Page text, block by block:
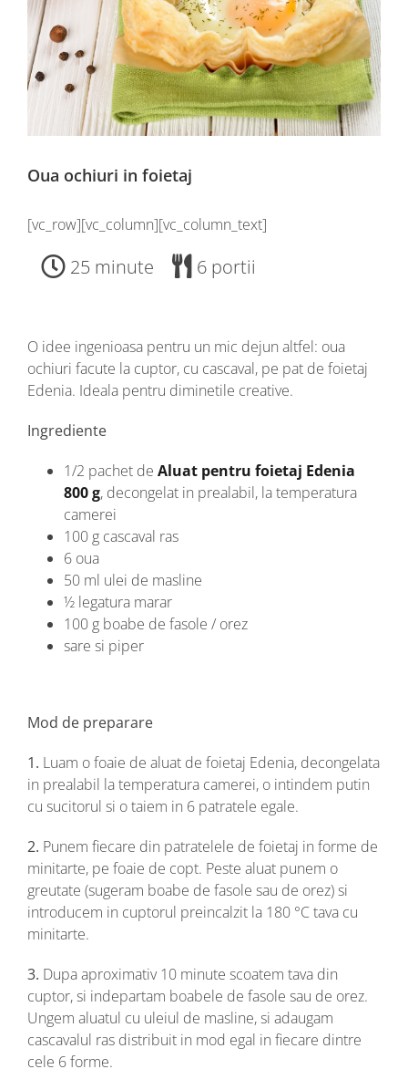
Oua ochiuri in foietaj
[vc_row][vc_column][vc_column_text]
25 minute 6 portii
O idee ingenioasa pentru un mic dejun altfel: oua
ochiuri facute la cuptor, cu cascaval, pe pat de foietaj
Edenia. Ideala pentru diminetile creative.
Ingrediente
1/2 pachet de Aluat pentru foietaj Edenia
800 g, decongelat in prealabil, la temperatura
camerei
100 g cascaval ras
6 oua
50 ml ulei de masline
½ legatura marar
100 g boabe de fasole / orez
sare si piper
Mod de preparare
1. Luam o foaie de aluat de foietaj Edenia, decongelata
in prealabil la temperatura camerei, o intindem putin
cu sucitorul si o taiem in 6 patratele egale.
2. Punem fiecare din patratelele de foietaj in forme de
minitarte, pe foaie de copt. Peste aluat punem o
greutate (sugeram boabe de fasole sau de orez) si
introducem in cuptorul preincalzit la 180 °C tava cu
minitarte.
3. Dupa aproximativ 10 minute scoatem tava din
cuptor, si indepartam boabele de fasole sau de orez.
Ungem aluatul cu uleiul de masline, si adaugam
cascavalul ras distribuit in mod egal in fiecare dintre
cele 6 forme.